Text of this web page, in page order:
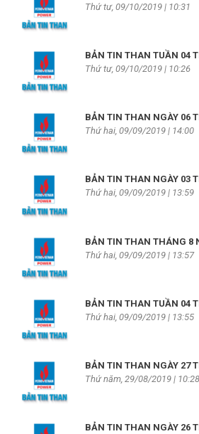
Thứ tư, 09/10/2019 | 10:31
BẢN TIN THAN TUẦN 04
Thứ tư, 09/10/2019 | 10:26
BẢN TIN THAN NGÀY 06
Thứ hai, 09/09/2019 | 14:00
BẢN TIN THAN NGÀY 03
Thứ hai, 09/09/2019 | 13:59
BẢN TIN THAN THÁNG 8
Thứ hai, 09/09/2019 | 13:57
BẢN TIN THAN TUẦN 04
Thứ hai, 09/09/2019 | 13:55
BẢN TIN THAN NGÀY 27
Thứ năm, 29/08/2019 | 10:28
BẢN TIN THAN NGÀY 26